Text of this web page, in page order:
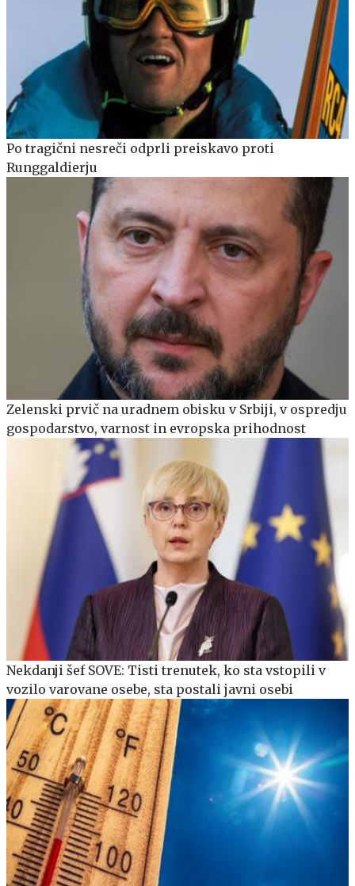
Po tragični nesreči odprli preiskavo proti
Runggaldierju
Zelenski prvič na uradnem obisku v Srbiji, v ospredju
gospodarstvo, varnost in evropska prihodnost
Nekdanji šef SOVE: Tisti trenutek, ko sta vstopili v
vozilo varovane osebe, sta postali javni osebi